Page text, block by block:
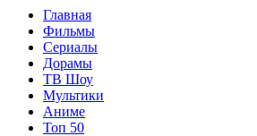
Главная
Фильмы
Сериалы
Дорамы
ТВ Шоу
Мультики
Аниме
Топ 50